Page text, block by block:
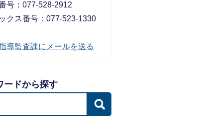
号：077-528-2912
クス番号：077-523-1330
導監査課にメールを送る
ードから探す